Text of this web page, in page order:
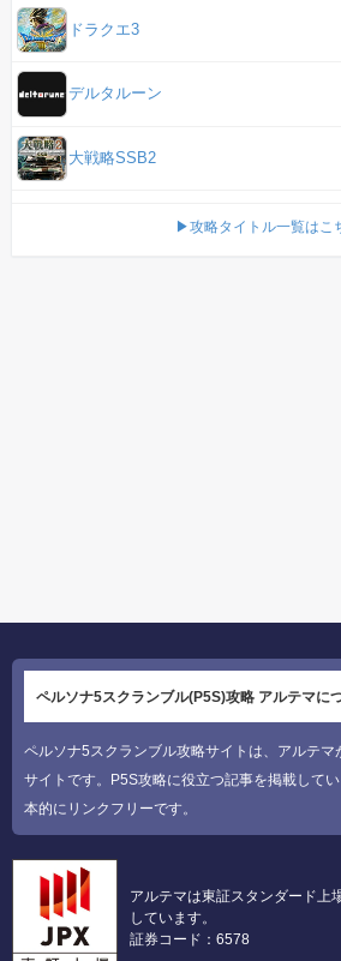
ドラクエ3
デルタルーン
大戦略SSB2
▶攻略タイトル一覧はこ
ペルソナ5スクランブル(P5S)攻略 アルテマに
ペルソナ5スクランブル攻略サイトは、アルテ
サイトです。P5S攻略に役立つ記事を掲載して
本的にリンクフリーです。
アルテマは東証スタンダード上
しています。
証券コード：6578